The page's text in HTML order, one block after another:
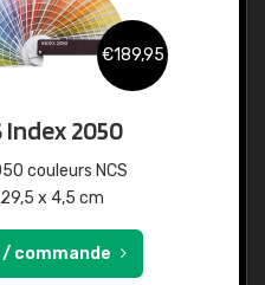
€189,95
Index 2050
couleurs NCS
29,5 x 4,5 cm
/ commande